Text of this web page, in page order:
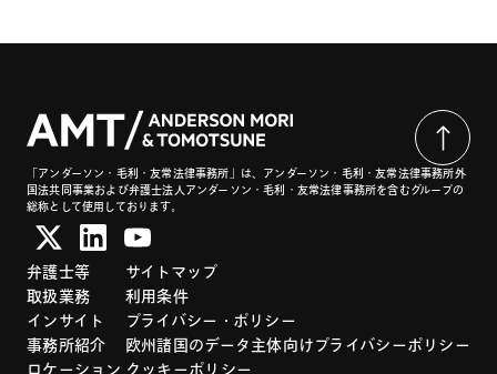
「アンダーソン・毛利・友常法律事務所」は、アンダーソン・毛利・友常法律事務所外
国法共同事業および弁護士法人アンダーソン・毛利・友常法律事務所を含むグループの
総称として使用しております。
弁護士等
取扱業務
インサイト
事務所紹介
ロケーション
サイトマップ
利用条件
プライバシー・ポリシー
欧州諸国のデータ主体向けプライバシーポリシー
クッキーポリシー